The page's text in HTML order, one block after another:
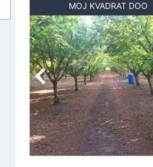
MOJ KVADRAT DOO